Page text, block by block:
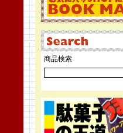
商品検索